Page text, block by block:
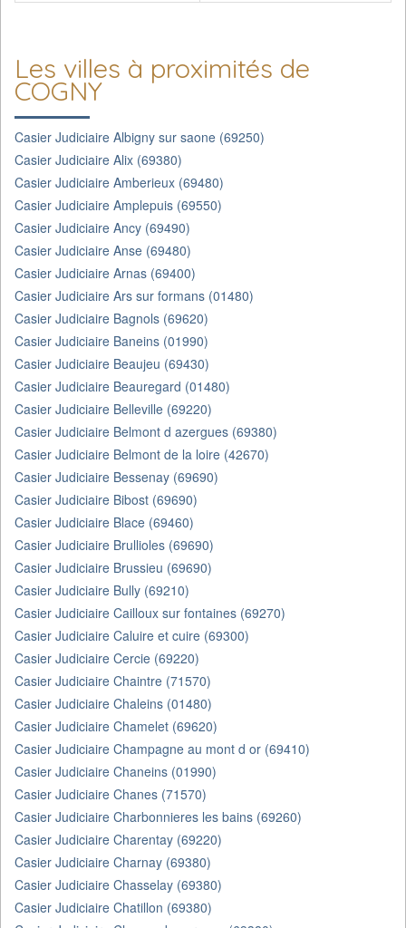
Les villes à proximités de
COGNY
Casier Judiciaire Albigny sur saone (69250)
Casier Judiciaire Alix (69380)
Casier Judiciaire Amberieux (69480)
Casier Judiciaire Amplepuis (69550)
Casier Judiciaire Ancy (69490)
Casier Judiciaire Anse (69480)
Casier Judiciaire Arnas (69400)
Casier Judiciaire Ars sur formans (01480)
Casier Judiciaire Bagnols (69620)
Casier Judiciaire Baneins (01990)
Casier Judiciaire Beaujeu (69430)
Casier Judiciaire Beauregard (01480)
Casier Judiciaire Belleville (69220)
Casier Judiciaire Belmont d azergues (69380)
Casier Judiciaire Belmont de la loire (42670)
Casier Judiciaire Bessenay (69690)
Casier Judiciaire Bibost (69690)
Casier Judiciaire Blace (69460)
Casier Judiciaire Brullioles (69690)
Casier Judiciaire Brussieu (69690)
Casier Judiciaire Bully (69210)
Casier Judiciaire Cailloux sur fontaines (69270)
Casier Judiciaire Caluire et cuire (69300)
Casier Judiciaire Cercie (69220)
Casier Judiciaire Chaintre (71570)
Casier Judiciaire Chaleins (01480)
Casier Judiciaire Chamelet (69620)
Casier Judiciaire Champagne au mont d or (69410)
Casier Judiciaire Chaneins (01990)
Casier Judiciaire Chanes (71570)
Casier Judiciaire Charbonnieres les bains (69260)
Casier Judiciaire Charentay (69220)
Casier Judiciaire Charnay (69380)
Casier Judiciaire Chasselay (69380)
Casier Judiciaire Chatillon (69380)